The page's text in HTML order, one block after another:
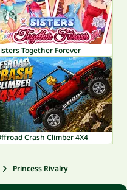
Together Forever
Crash Climber 4X4
Princess Rivalry